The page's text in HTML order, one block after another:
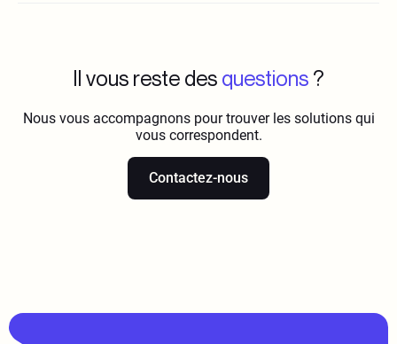
Il vous reste des questions ?
Nous vous accompagnons pour trouver les solutions qui
vous correspondent.
Contactez-nous